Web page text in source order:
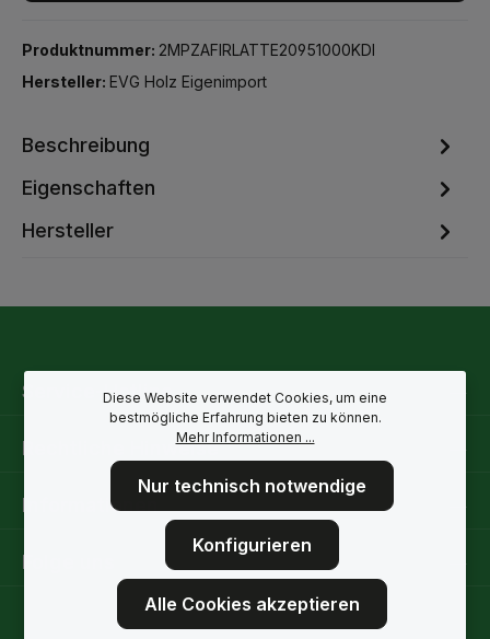
Produktnummer: 2MPZAFIRLATTE20951000KDI
Hersteller: EVG Holz Eigenimport
Beschreibung
Eigenschaften
Hersteller
Service-Hotline
Rechtliche Hinweise
Informationen
Folge uns
Diese Website verwendet Cookies, um eine
bestmögliche Erfahrung bieten zu können.
Mehr Informationen ...
Nur technisch notwendige
Konfigurieren
Alle Cookies akzeptieren